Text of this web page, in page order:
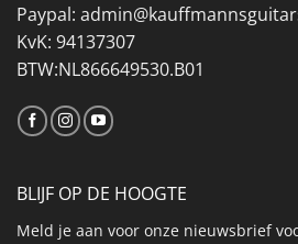
Paypal:
KvK: 94137307
BTW:NL866649530.B01
BLIJF OP DE HOOGTE
Meld je aan voor onze nieuwsbrief